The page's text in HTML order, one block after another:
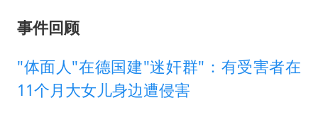
事件回顾
"体面人"在德国建"迷奸群"：有受害者在
11个月大女儿身边遭侵害